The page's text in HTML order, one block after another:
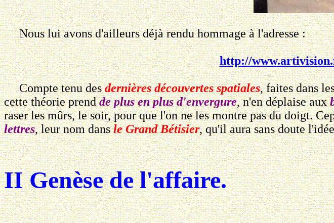
Nous lui avons d'ailleurs déjà rendu hommage à l'adresse :
http://
Compte tenu desdernières découvertes spatiales, faites dans
cette théorie prendde plus en plus d'envergure, n'en déplaise aux
raser les mûrs, le soir, pour que l'on ne les montre pas du doigt.
lettres, leur nom dansle Grand Bétisier, qu'il aura sans doute
II Genèse de l'affaire.